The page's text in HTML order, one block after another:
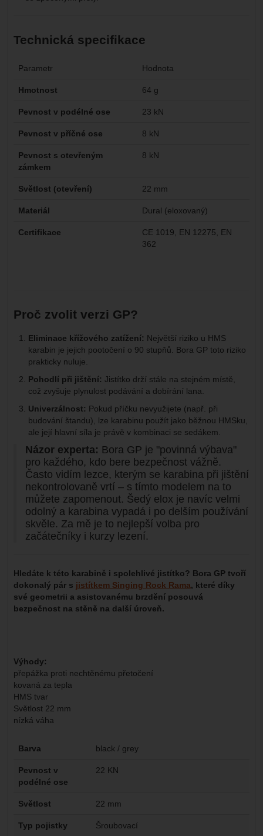
Technická specifikace
Parametr Hodnota
Hmotnost 64 g
Pevnost v podélné ose 23 kN
Pevnost v příčné ose 8 kN
Pevnost s otevřeným
zámkem
8 kN
Světlost (otevření) 22 mm
Materiál Dural (eloxovaný)
Certifikace
CE 1019, EN 12275, EN
362
Proč zvolit verzi GP?
Eliminace křížového zatížení: Největší riziko u HMS
karabin je jejich pootočení o 90 stupňů. Bora GP toto riziko
prakticky nuluje.
Pohodlí při jištění: Jistítko drží stále na stejném místě,
což zvyšuje plynulost podávání a dobírání lana.
Univerzálnost: Pokud příčku nevyužijete (např. při
budování štandu), lze karabinu použít jako běžnou HMSku,
ale její hlavní síla je právě v kombinaci se sedákem.
Názor experta: Bora GP je "povinná výbava"
pro každého, kdo bere bezpečnost vážně.
Často vidím lezce, kterým se karabina při jištění
nekontrolovaně vrtí – s tímto modelem na to
můžete zapomenout. Šedý elox je navíc velmi
odolný a karabina vypadá i po delším používání
skvěle. Za mě je to nejlepší volba pro
začátečníky i kurzy lezení.
Hledáte k této karabině i spolehlivé jistítko? Bora GP tvoří
dokonalý pár s jistítkem Singing Rock Rama, které díky
své geometrii a asistovanému brzdění posouvá
bezpečnost na stěně na další úroveň.
Výhody:
přepážka proti nechtěnému přetočení
kovaná za tepla
HMS tvar
Světlost 22 mm
nízká váha
Parametry
Barva black / grey
Pevnost v
podélné ose
22 KN
Světlost 22 mm
Typ pojistky Šroubovací